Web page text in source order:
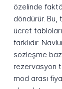
özelinde
döndürür. Bu,
ücret
farklıdır.
sözleşme
rezervasyon
mod arası